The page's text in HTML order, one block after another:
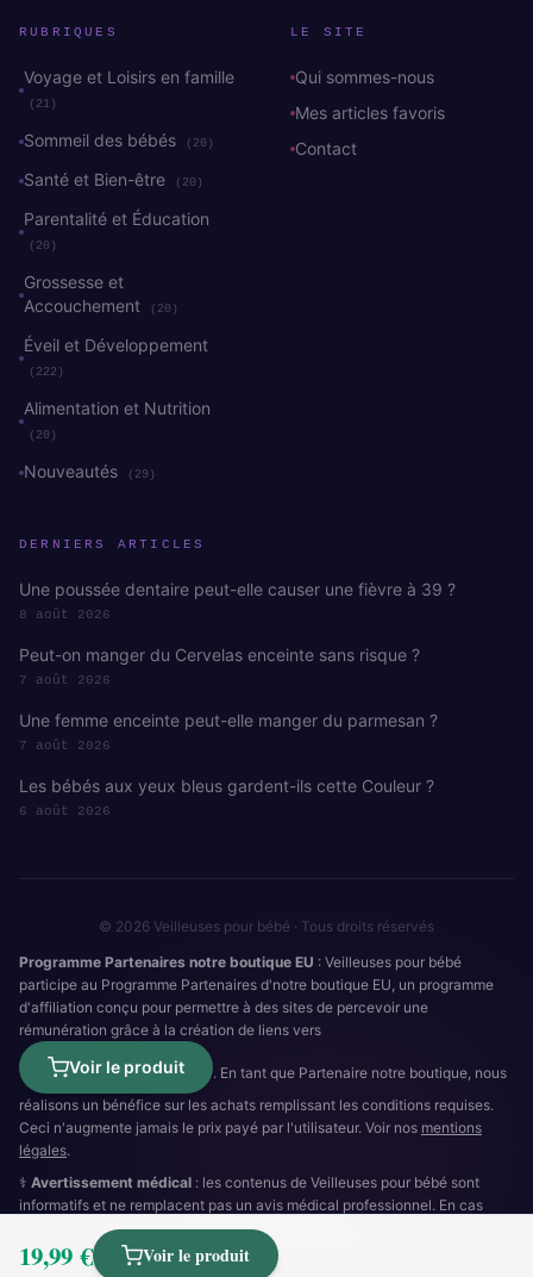
19,99 € Voir le produit
RUBRIQUES
Voyage et Loisirs en famille
(21)
Sommeil des bébés (20)
Santé et Bien-être (20)
Parentalité et Éducation
(20)
Grossesse et
Accouchement
(20)
Éveil et Développement
(222)
Alimentation et Nutrition
(20)
Nouveautés (29)
LE SITE
Qui sommes-nous
Mes articles favoris
Contact
DERNIERS ARTICLES
Une poussée dentaire peut-elle causer une fièvre à 39 ?
8 août 2026
Peut-on manger du Cervelas enceinte sans risque ?
7 août 2026
Une femme enceinte peut-elle manger du parmesan ?
7 août 2026
Les bébés aux yeux bleus gardent-ils cette Couleur ?
6 août 2026
© 2026 Veilleuses pour bébé · Tous droits réservés
Programme Partenaires notre boutique EU : Veilleuses pour bébé
participe au Programme Partenaires d'notre boutique EU, un programme
d'affiliation conçu pour permettre à des sites de percevoir une
rémunération grâce à la création de liens vers
Voir le produit
. En tant que Partenaire notre boutique, nous
réalisons un bénéfice sur les achats remplissant les conditions requises.
Ceci n'augmente jamais le prix payé par l'utilisateur. Voir nos mentions
légales.
⚕️ Avertissement médical : les contenus de Veilleuses pour bébé sont
informatifs et ne remplacent pas un avis médical professionnel. En cas
15(SAMU) ·112·3624(SOS Médecins).
Cookies RGPD Mentions légales